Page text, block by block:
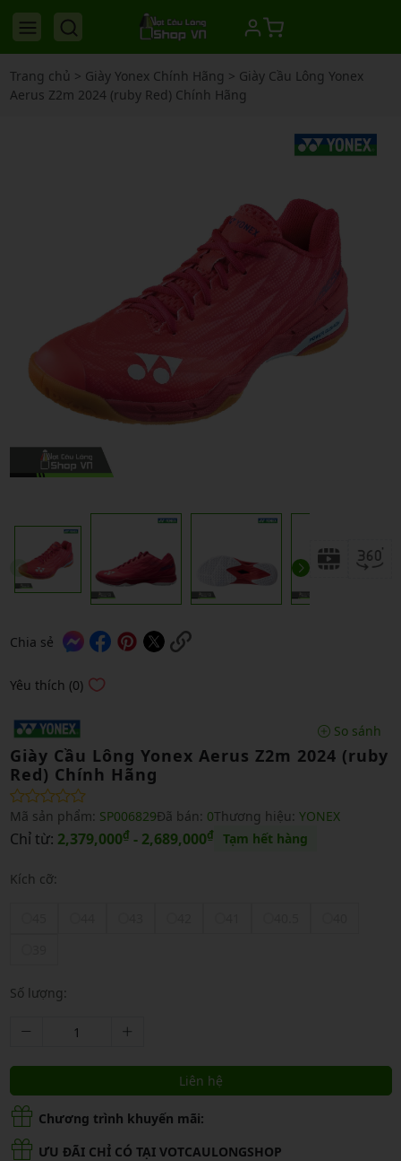
Trang chủ > Giày Yonex Chính Hãng > Giày Cầu Lông Yonex
Aerus Z2m 2024 (ruby Red) Chính Hãng
Chia sẻ
Yêu thích (0)
So sánh
Giày Cầu Lông Yonex Aerus Z2m 2024 (ruby
Red) Chính Hãng
Mã sản phẩm: SP006829Đã bán: 0Thương hiệu: YONEX
Chỉ từ: 2,379,000₫ - 2,689,000₫ Tạm hết hàng
Kích cỡ:
Số lượng:
Liên hệ
Chương trình khuyến mãi:
ƯU ĐÃI CHỈ CÓ TẠI VOTCAULONGSHOP